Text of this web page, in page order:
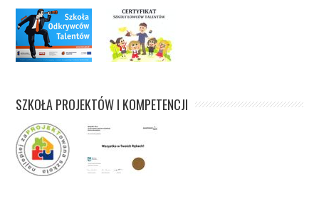
SZKOŁA PROJEKTÓW I KOMPETENCJI